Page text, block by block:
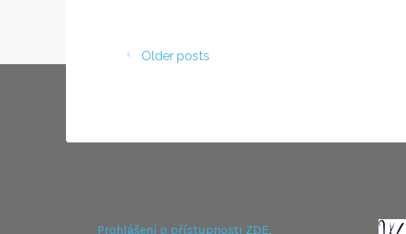
Older posts
Prohlášení o přístupnosti ZDE.